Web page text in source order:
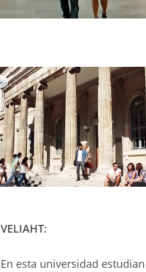
VELIAHT:
En esta universidad